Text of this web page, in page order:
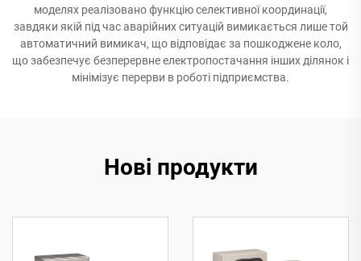
моделях реалізовано функцію селективної координації,
завдяки якій під час аварійних ситуацій вимикається лише той
автоматичний вимикач, що відповідає за пошкоджене коло,
що забезпечує безперервне електропостачання інших ділянок і
мінімізує перерви в роботі підприємства.
Нові продукти